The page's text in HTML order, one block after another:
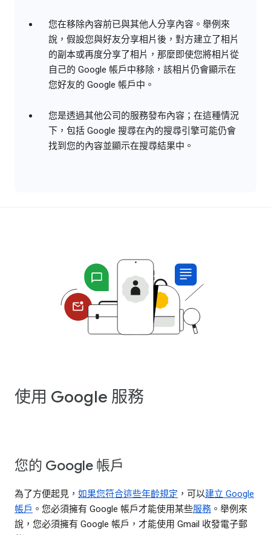
您在移除內容前已與其他人分享內容。舉例來
說，假設您與好友分享相片後，對方建立了相片
的副本或再度分享了相片，那麼即使您將相片從
自己的 Google 帳戶中移除，該相片仍會顯示在
您好友的 Google 帳戶中。
您是透過其他公司的服務發布內容；在這種情況
下，包括 Google 搜尋在內的搜尋引擎可能仍會
找到您的內容並顯示在搜尋結果中。
使用 Google 服務
您的 Google 帳戶
為了方便起見， 如果您符合這些年齡規定 ，可以建立 Google
帳戶 。您必須擁有 Google 帳戶才能使用某些服務 。舉例來
說，您必須擁有 Google 帳戶，才能使用 Gmail 收發電子郵